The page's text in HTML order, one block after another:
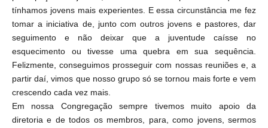
tínhamos jovens mais experientes. E essa circunstância me fez
tomar a iniciativa de, junto com outros jovens e pastores, dar
seguimento e não deixar que a juventude caísse no
esquecimento ou tivesse uma quebra em sua sequência.
Felizmente, conseguimos prosseguir com nossas reuniões e, a
partir daí, vimos que nosso grupo só se tornou mais forte e vem
crescendo cada vez mais.
Em nossa Congregação sempre tivemos muito apoio da
diretoria e de todos os membros, para, como jovens, sermos